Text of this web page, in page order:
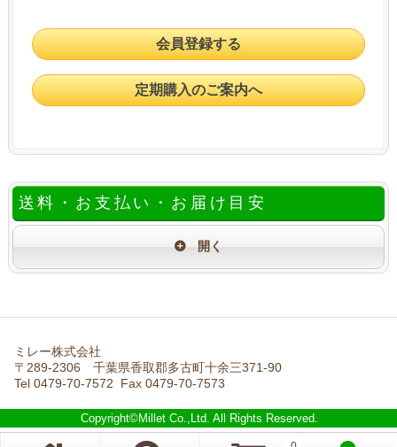
会員登録する
定期購入のご案内へ
送料・お支払い・お届け目安
ミレー株式会社
〒289-2306 千葉県香取郡多古町十余三371-90
Tel 0479-70-7572 Fax 0479-70-7573
Copyright©Millet Co.,Ltd. All Rights Reserved.